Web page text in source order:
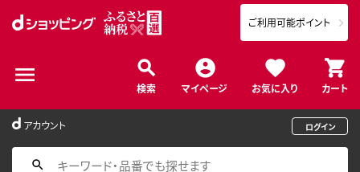
検索 マイページ お気に入り カート
ご利用可能ポイント
アカウント ログイン